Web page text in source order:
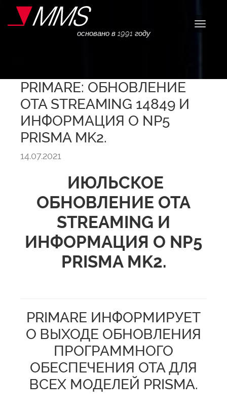
основано в 1991 году
PRIMARE: ОБНОВЛЕНИЕ
OTA STREAMING 14849 И
ИНФОРМАЦИЯ О NP5
PRISMA MK2.
14.07.2021
ИЮЛЬСКОЕ
ОБНОВЛЕНИЕ OTA
STREAMING И
ИНФОРМАЦИЯ О NP5
PRISMA MK2.
PRIMARE ИНФОРМИРУЕТ
О ВЫХОДЕ ОБНОВЛЕНИЯ
ПРОГРАММНОГО
ОБЕСПЕЧЕНИЯ OTA ДЛЯ
ВСЕХ МОДЕЛЕЙ PRISMA.